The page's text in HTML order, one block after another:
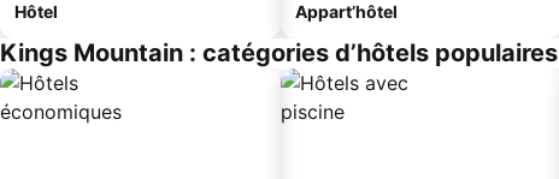
Hôtel Appart’hôtel
Kings Mountain : catégories d’hôtels populaires